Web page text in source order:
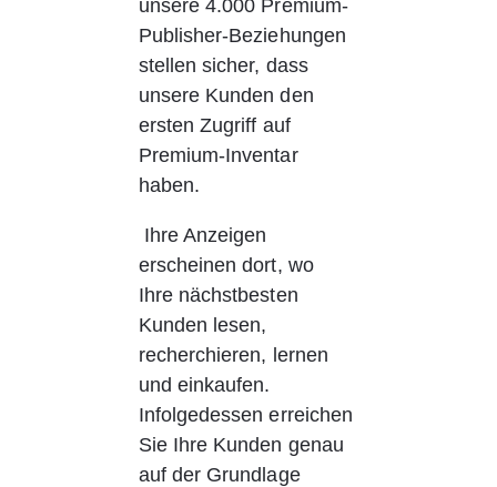
unsere 4.000 Premium-
Publisher-Beziehungen
stellen sicher, dass
unsere Kunden den
ersten Zugriff auf
Premium-Inventar
haben.
erscheinen dort, wo
Ihre nächstbesten
Kunden lesen,
recherchieren, lernen
und einkaufen.
Infolgedessen erreichen
Sie Ihre Kunden genau
auf der Grundlage